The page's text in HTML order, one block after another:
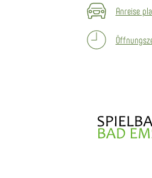
Anreise